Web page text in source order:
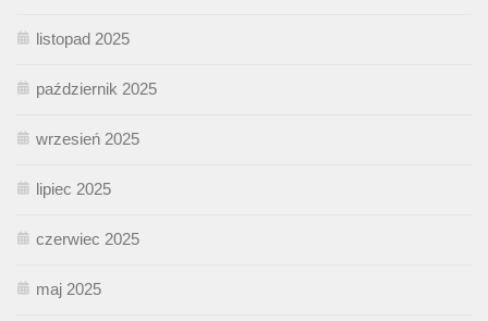
listopad 2025
październik 2025
wrzesień 2025
lipiec 2025
czerwiec 2025
maj 2025